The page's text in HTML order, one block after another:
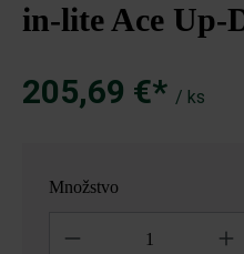
in-lite Ace Up-
205,69 €* / ks
Množstvo